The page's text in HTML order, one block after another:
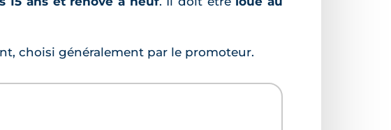
choisi généralement par le promoteur.